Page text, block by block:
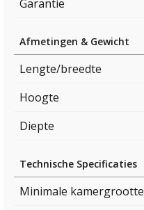
Garantie
Afmetingen & Gewicht
Lengte/breedte
Hoogte
Diepte
Technische Specificaties
Minimale kamergrootte